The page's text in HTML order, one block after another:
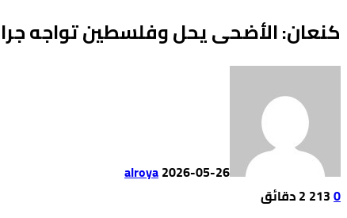
كنعان: الأضحى يحل وفلسطين تواجه
alroya2026-05-26
0
213 2 ‫دقائق‬